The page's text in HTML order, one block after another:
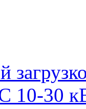
10-30